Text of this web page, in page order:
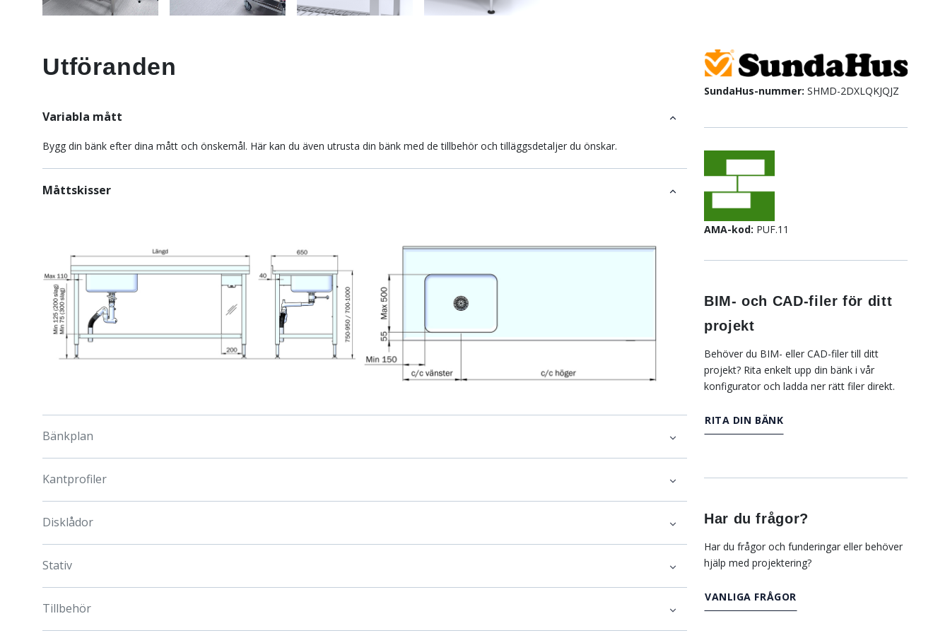
Utföranden
Variabla mått
Bygg din bänk efter dina mått och önskemål. Här kan du även utrusta din bänk med de tillbehör och tilläggsdetaljer du önskar.
Måttskisser
Bänkplan
Kantprofiler
Disklådor
Stativ
Tillbehör
SundaHus-nummer: SHMD-2DXLQKJQJZ
AMA-kod: PUF.11
BIM- och CAD-filer för ditt
projekt
Behöver du BIM- eller CAD-filer till ditt
projekt? Rita enkelt upp din bänk i vår
konfigurator och ladda ner rätt filer direkt.
RITA DIN BÄNK
Har du frågor?
Har du frågor och funderingar eller behöver
hjälp med projektering?
VANLIGA FRÅGOR